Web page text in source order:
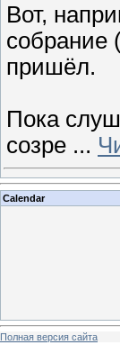
Вот,
собрание
пришёл.
Пока
созре ...
Calendar
Полная версия сайта